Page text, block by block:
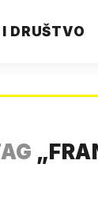
DRUŠTVO
„